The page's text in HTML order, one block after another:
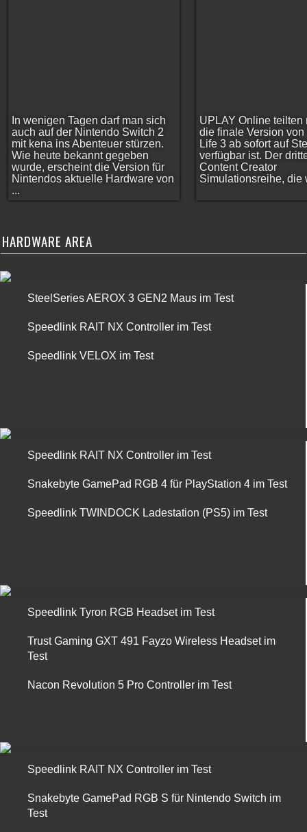
In wenigen Tagen darf man sich
auch auf der Nintendo Switch 2
mit kena ins Abenteuer stürzen.
Wie heute bekannt gegeben
wurde, erscheint die Version für
Nintendos aktuelle Hardware von
...
UPLAY Online teilten
die finale Version von
Life 3 ab sofort auf
verfügbar ist. Der
Content Creator
Simulationsreihe, die
HARDWARE AREA
SteelSeries AEROX 3 GEN2 Maus im Test
Speedlink RAIT NX Controller im Test
Speedlink VELOX im Test
Speedlink RAIT NX Controller im Test
Snakebyte GamePad RGB 4 für PlayStation 4 im Test
Speedlink TWINDOCK Ladestation (PS5) im Test
Speedlink Tyron RGB Headset im Test
Trust Gaming GXT 491 Fayzo Wireless Headset im
Test
Nacon Revolution 5 Pro Controller im Test
Speedlink RAIT NX Controller im Test
Snakebyte GamePad RGB S für Nintendo Switch im
Test